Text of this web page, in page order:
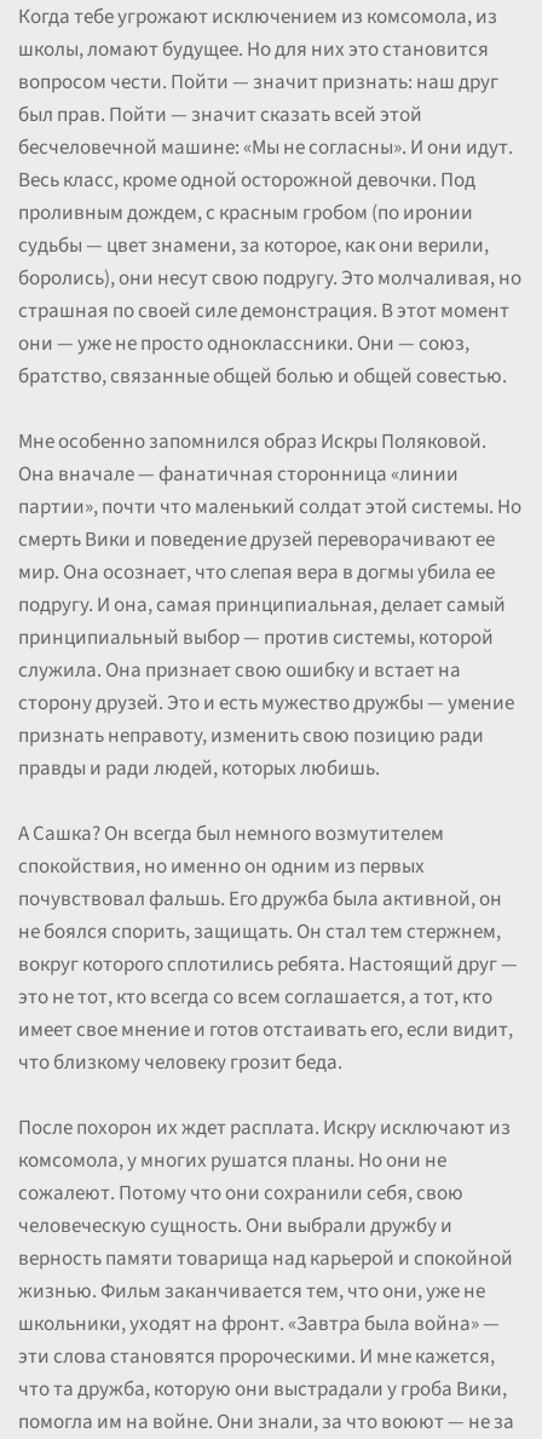
Когда тебе угрожают исключением из комсомола, из
школы, ломают будущее. Но для них это становится
вопросом чести. Пойти — значит признать: наш друг
был прав. Пойти — значит сказать всей этой
бесчеловечной машине: «Мы не согласны». И они идут.
Весь класс, кроме одной осторожной девочки. Под
проливным дождем, с красным гробом (по иронии
судьбы — цвет знамени, за которое, как они верили,
боролись), они несут свою подругу. Это молчаливая, но
страшная по своей силе демонстрация. В этот момент
они — уже не просто одноклассники. Они — союз,
братство, связанные общей болью и общей совестью.
Мне особенно запомнился образ Искры Поляковой.
Она вначале — фанатичная сторонница «линии
партии», почти что маленький солдат этой системы. Но
смерть Вики и поведение друзей переворачивают ее
мир. Она осознает, что слепая вера в догмы убила ее
подругу. И она, самая принципиальная, делает самый
принципиальный выбор — против системы, которой
служила. Она признает свою ошибку и встает на
сторону друзей. Это и есть мужество дружбы — умение
признать неправоту, изменить свою позицию ради
правды и ради людей, которых любишь.
А Сашка? Он всегда был немного возмутителем
спокойствия, но именно он одним из первых
почувствовал фальшь. Его дружба была активной, он
не боялся спорить, защищать. Он стал тем стержнем,
вокруг которого сплотились ребята. Настоящий друг —
это не тот, кто всегда со всем соглашается, а тот, кто
имеет свое мнение и готов отстаивать его, если видит,
что близкому человеку грозит беда.
После похорон их ждет расплата. Искру исключают из
комсомола, у многих рушатся планы. Но они не
сожалеют. Потому что они сохранили себя, свою
человеческую сущность. Они выбрали дружбу и
верность памяти товарища над карьерой и спокойной
жизнью. Фильм заканчивается тем, что они, уже не
школьники, уходят на фронт. «Завтра была война» —
эти слова становятся пророческими. И мне кажется,
что та дружба, которую они выстрадали у гроба Вики,
помогла им на войне. Они знали, за что воюют — не за